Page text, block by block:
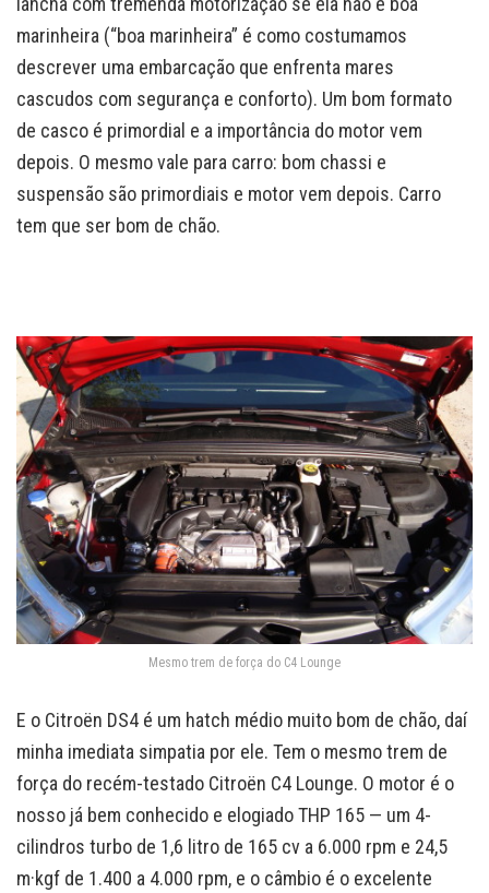
marinheira (“boa marinheira” é como costumamos
descrever uma embarcação que enfrenta mares
cascudos com segurança e conforto). Um bom formato
de casco é primordial e a importância do motor vem
depois. O mesmo vale para carro: bom chassi e
suspensão são primordiais e motor vem depois. Carro
tem que ser bom de chão.
Mesmo trem de força do C4 Lounge
E o Citroën DS4 é um hatch médio muito bom de chão, daí
minha imediata simpatia por ele. Tem o mesmo trem de
força do recém-testado Citroën C4 Lounge. O motor é o
nosso já bem conhecido e elogiado THP 165 — um 4-
cilindros turbo de 1,6 litro de 165 cv a 6.000 rpm e 24,5
m·kgf de 1.400 a 4.000 rpm, e o câmbio é o excelente